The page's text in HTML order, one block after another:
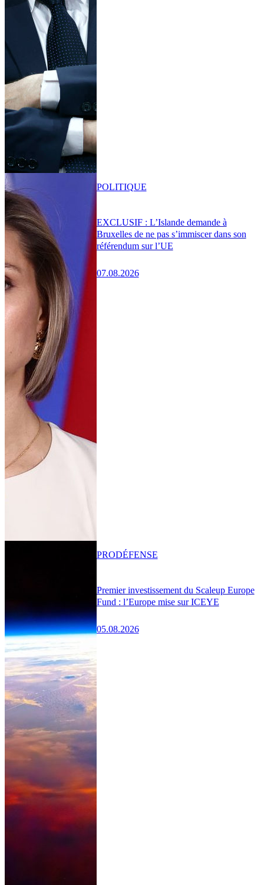
EXCLUSIF : L’Islande demande à
Bruxelles de ne pas s’immiscer dans son
référendum sur l’UE
07.08.2026
POLITIQUE
Premier investissement du Scaleup Europe
Fund : l’Europe mise sur ICEYE
05.08.2026
PRODÉFENSE